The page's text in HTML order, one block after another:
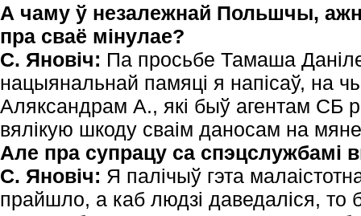
А чаму ў незалежнай Польшчы,
пра сваё мінулае?
С. Яновіч: Па просьбе Тамаша
нацыянальнай памяці я напісаў, на
Аляксандрам А., які быў агентам СБ
вялікую шкоду сваім даносам на
Але пра супрацу са спэцслужбамі
С. Яновіч: Я палічыў гэта
прайшло, а каб людзі даведаліся,